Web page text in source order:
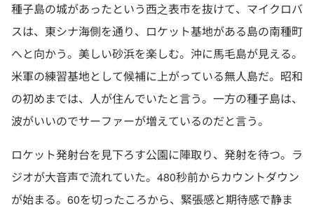
種子島の城があったという西之表市を抜けて、マイクロバ
スは、東シナ海側を通り、ロケット基地がある島の南種町
へと向かう。美しい砂浜を楽しむ。沖に馬毛島が見える。
米軍の練習基地として候補に上がっている無人島だ。昭和
の初めまでは、人が住んでいたと言う。一方の種子島は、
波がいいのでサーファーが増えているのだと言う。
ロケット発射台を見下ろす公園に陣取り、発射を待つ。ラ
ジオが大音声で流れていた。480秒前からカウントダウン
が始まる。60を切ったころから、緊張感と期待感で静ま